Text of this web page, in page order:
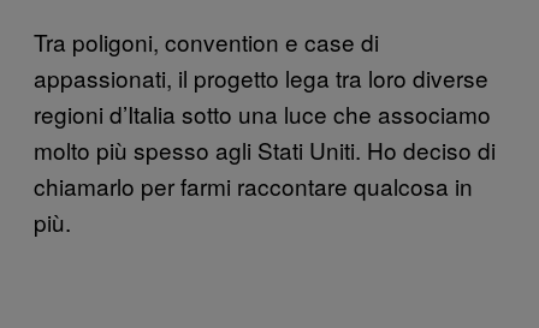
Tra poligoni, convention e case di
appassionati, il progetto lega tra loro diverse
regioni d’Italia sotto una luce che associamo
molto più spesso agli Stati Uniti. Ho deciso di
chiamarlo per farmi raccontare qualcosa in
più.